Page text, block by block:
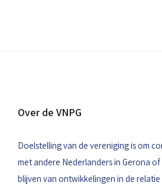
Over de VNPG
Doelstelling van de vereniging is om
met andere Nederlanders in Gerona
blijven van ontwikkelingen in de